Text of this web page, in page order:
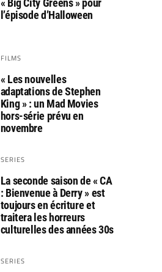
« Big City Greens » pour
l’épisode d’Halloween
FILMS
« Les nouvelles
adaptations de Stephen
King » : un Mad Movies
hors-série prévu en
novembre
SERIES
La seconde saison de « CA
: Bienvenue à Derry » est
toujours en écriture et
traitera les horreurs
culturelles des années 30s
SERIES